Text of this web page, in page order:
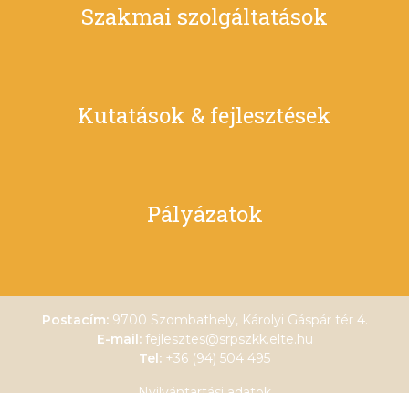
Szakmai szolgáltatások
Kutatások & fejlesztések
Pályázatok
Postacím: 9700 Szombathely, Károlyi Gáspár tér 4.
E-mail: fejlesztes@srpszkk.elte.hu
Tel: +36 (94) 504 495